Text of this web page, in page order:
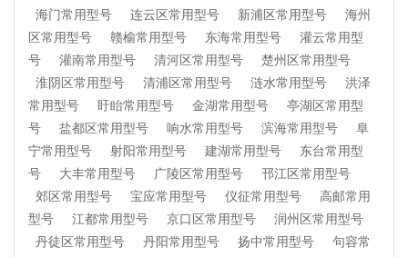
海门常用型号
连云区常用型号 新浦区常用型号
海州
区常用型号
赣榆常用型号 东海常用型号
灌云常用型
号
灌南常用型号 清河区常用型号
楚州区常用型号
淮阴区常用型号
清浦区常用型号 涟水常用型号
洪泽
常用型号
盱眙常用型号 金湖常用型号
亭湖区常用型
号
盐都区常用型号 响水常用型号 滨海常用型号
阜
宁常用型号
射阳常用型号 建湖常用型号
东台常用型
号
大丰常用型号 广陵区常用型号
邗江区常用型号
郊区常用型号
宝应常用型号 仪征常用型号
高邮常用
型号
江都常用型号 京口区常用型号
润州区常用型号
丹徒区常用型号
丹阳常用型号 扬中常用型号
句容常